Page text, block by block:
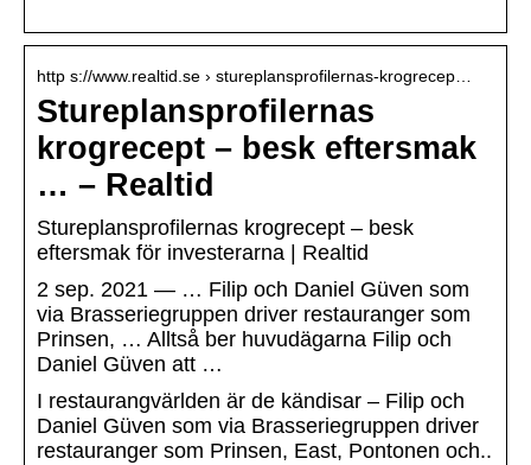
http s://www.realtid.se › stureplansprofilernas-krogrecep…
Stureplansprofilernas
krogrecept – besk eftersmak
… – Realtid
Stureplansprofilernas krogrecept – besk
eftersmak för investerarna | Realtid
2 sep. 2021 — … Filip och Daniel Güven som
via Brasseriegruppen driver restauranger som
Prinsen, … Alltså ber huvudägarna Filip och
Daniel Güven att …
I restaurangvärlden är de kändisar – Filip och
Daniel Güven som via Brasseriegruppen driver
restauranger som Prinsen, East, Pontonen och..